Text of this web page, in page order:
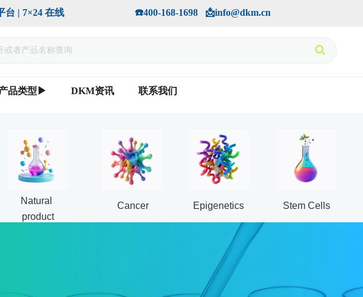
手机版
| 7×24 在线                             ☎️400-168-1698   📩info@dkm.cn
品类型▶ DKM资讯 联系我们
Natural
product
Cancer Epigenetics Stem Cells